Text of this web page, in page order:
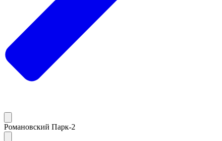
Романовский Парк-2